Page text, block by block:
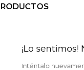
¡Lo
Inténtalo